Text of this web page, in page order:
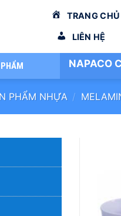
TRANG CHỦ
LIÊN HỆ
NAPACO
PHẨM NHỰA /